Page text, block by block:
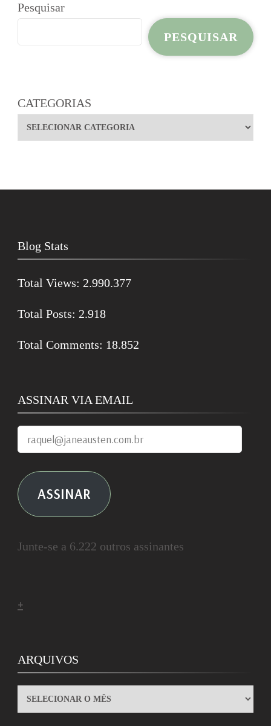
Pesquisar
PESQUISAR
CATEGORIAS
Blog Stats
Total Views: 2.990.377
Total Posts: 2.918
Total Comments: 18.852
ASSINAR VIA EMAIL
raquel@janeausten.com.br
ASSINAR
Junte-se a 6.222 outros assinantes
+
ARQUIVOS
ARQUIVOS